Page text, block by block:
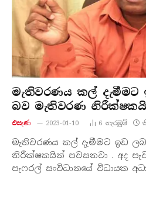
මැතිවරණය කල් දැමීමට
බව මැතිවරණ
එසැණ 2023-01-10 6 නැරඹු​ම්
මැතිවරණය කල් දැමීමට ඉඩ
නිරීක්ෂකයින් පවසනවා . අද
පැෆරල් සංවිධානයේ විධායක